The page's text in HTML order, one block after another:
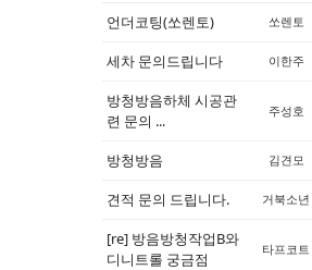
언더코팅(쏘렌토) 쏘렌토
세차 문의드립니다 이한주
방청방음하체 시공관
련 문의 ...
주성호
방청방음 김견모
견적 문의 드립니다. 거북소년
[re] 방음방청작업B와
디니트롤 궁금점
타프코트